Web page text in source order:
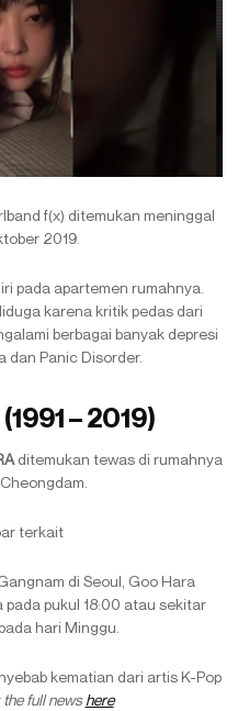
f(x) ditemukan meninggal
2019.
pada apartemen rumahnya.
karena kritik pedas dari
berbagai banyak depresi
dan Panic Disorder.
– 2019)
ditemukan tewas di rumahnya
di Seoul, Goo Hara
pukul 18:00 atau sekitar
hari Minggu.
kematian dari artis K-Pop
the full newshere